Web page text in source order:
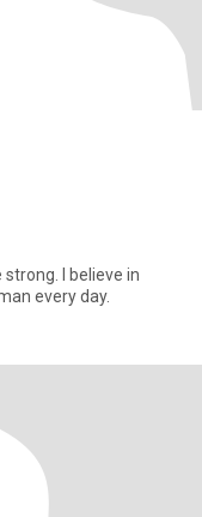
I believe in
every day.